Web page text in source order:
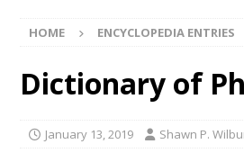
HOME ENCYCLOPEDIA ENTRIES
Dictionary of
January 13, 2019 Shawn P.